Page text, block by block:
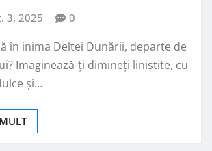
3, 2025 0
în inima Deltei Dunării, departe de
Imaginează-ți dimineți liniștite, cu
și…